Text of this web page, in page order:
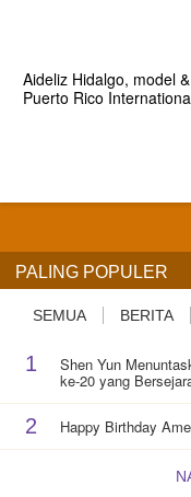
Aideliz Hidalgo, model
Puerto Rico
PALING POPULER
SEMUA BERITA
1 Shen Yun
ke-20 yang
2 Happy Birthday